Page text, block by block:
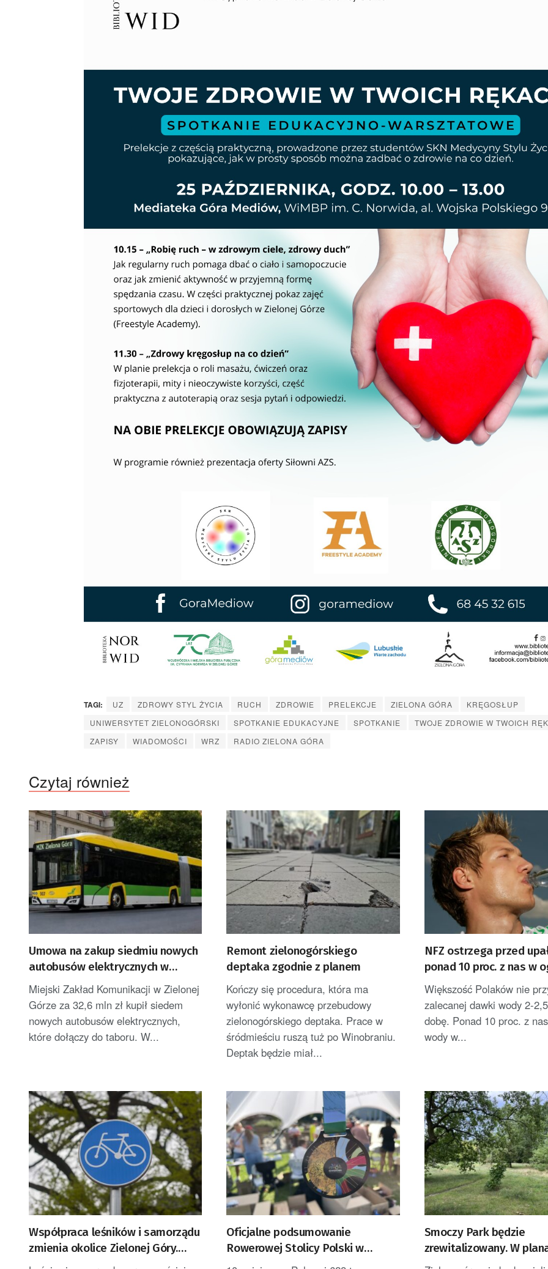
TAGI: UZ ZDROWY STYL ŻYCIA RUCH ZDROWIE PRELEKCJE ZIELONA GÓRA
KRĘGOSŁUP
UNIWERSYTET ZIELONOGÓRSKI
SPOTKANIE EDUKACYJNE SPOTKANIE
TWOJE ZDROWIE W TWOICH
ZAPISY
WIADOMOŚCI WRZ RADIO ZIELONA GÓRA
Czytaj również
Umowa na zakup siedmiu nowych
autobusów elektrycznych w
Zielonej Górze
Miejski Zakład Komunikacji w Zielonej
Górze za 32,6 mln zł kupił siedem
nowych autobusów elektrycznych,
które dołączy do taboru. W...
Remont zielonogórskiego
deptaka zgodnie z planem
Kończy się procedura, która ma
wyłonić wykonawcę przebudowy
zielonogórskiego deptaka. Prace w
śródmieściu ruszą tuż po Winobraniu.
Deptak będzie miał...
NFZ ostrzega przed
ponad 10 proc. z nas w
pije wody
Większość Polaków nie
zalecanej dawki wody 2-
dobę. Ponad 10 proc. z
wody w...
Współpraca leśników i samorządu
zmienia okolice Zielonej Góry.
Powstają nowe ścieżki rowerowe
Oficjalne podsumowanie
Rowerowej Stolicy Polski w
Zielonej Górze
Smoczy Park będzie
zrewitalizowany. W
nowe atrakcje